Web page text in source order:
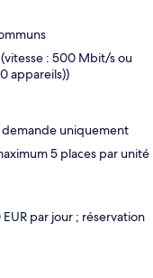
: 500 Mbit/s ou
appareils))
demande uniquement
5 places par unité
par jour ; réservation